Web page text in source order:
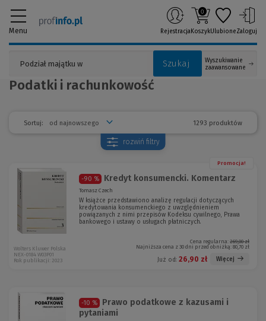
Menu
Szukaj
Wyszukiwanie
zaawansowane
Rejestracja
0
KoszykUlubioneZaloguj
Podatki i rachunkowość
Sortuj: 1293 produktów
rozwiń filtry
Promocja!
-90 % Kredyt konsumencki. Komentarz
Tomasz Czech
W książce przedstawiono analizę regulacji dotyczących
kredytowania konsumenckiego z uwzględnieniem
powiązanych z nimi przepisów Kodeksu cywilnego, Prawa
bankowego i ustawy o usługach płatniczych.
Cena regularna: 269,00 zł
Najniższa cena z 30 dni przed obniżką: 80,70 zł
Już od: 26,90 zł Więcej
Wolters Kluwer Polska
NEX-0184 W03P01
Rok publikacji: 2023
-10 %
Prawo podatkowe z kazusami i
pytaniami